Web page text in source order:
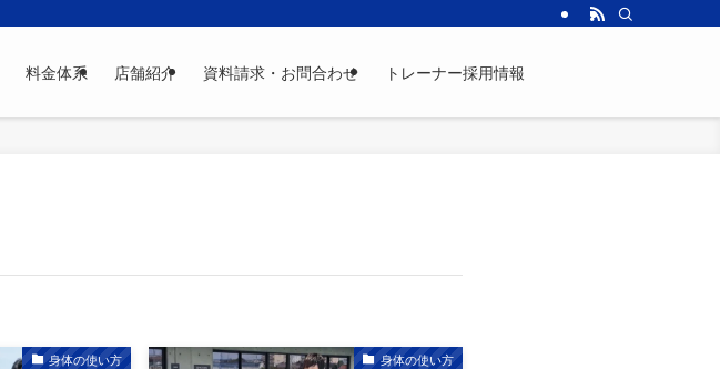
料金体系 店舗紹介 資料請求・お問合わせ トレーナー採用情報
身体の使い方 身体の使い方